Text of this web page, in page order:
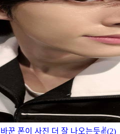
바꾼 폰이 사진 더 잘 나오는듯✌️(2)